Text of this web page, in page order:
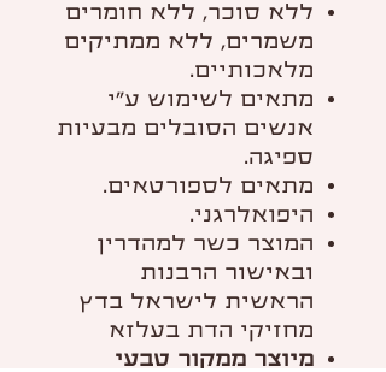
ללא סוכר, ללא חומרים
משמרים, ללא ממתיקים
מלאכותיים.
מתאים לשימוש ע"י
אנשים הסובלים מבעיות
ספיגה.
מתאים לספורטאים.
היפואלרגני.
המוצר כשר למהדרין
ובאישור הרבנות
הראשית לישראל בדץ
מחזיקי הדת בעלזא
מיוצר ממקור טבעי